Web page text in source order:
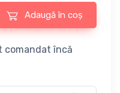
Adaugă în coș
comandat încă